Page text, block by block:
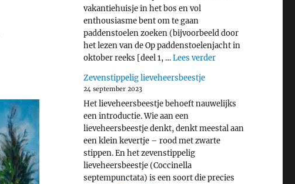
vakantiehuisje in het bos en vol
enthousiasme bent om te gaan
paddenstoelen zoeken (bijvoorbeeld door
het lezen van de Op paddenstoelenjacht in
oktober reeks [deel 1, …Lees verder"Verantwoord
Zevenstippelig lieveheersbeestje
24 september 2023
Het lieveheersbeestje behoeft nauwelijks
een introductie. Wie aan een
lieveheersbeestje denkt, denkt meestal aan
een klein kevertje – rood met zwarte
stippen. En het zevenstippelig
lieveheersbeestje (Coccinella
septempunctata) is een soort die precies